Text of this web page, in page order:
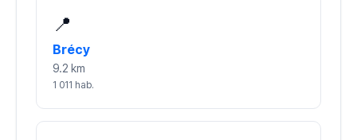
📍
Brécy
9.2 km
1 011 hab.